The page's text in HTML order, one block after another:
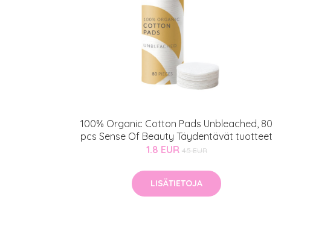
100% Organic Cotton Pads Unbleached, 80
pcs Sense Of Beauty Täydentävät tuotteet
1.8 EUR 4.5 EUR
LISÄTIETOJA